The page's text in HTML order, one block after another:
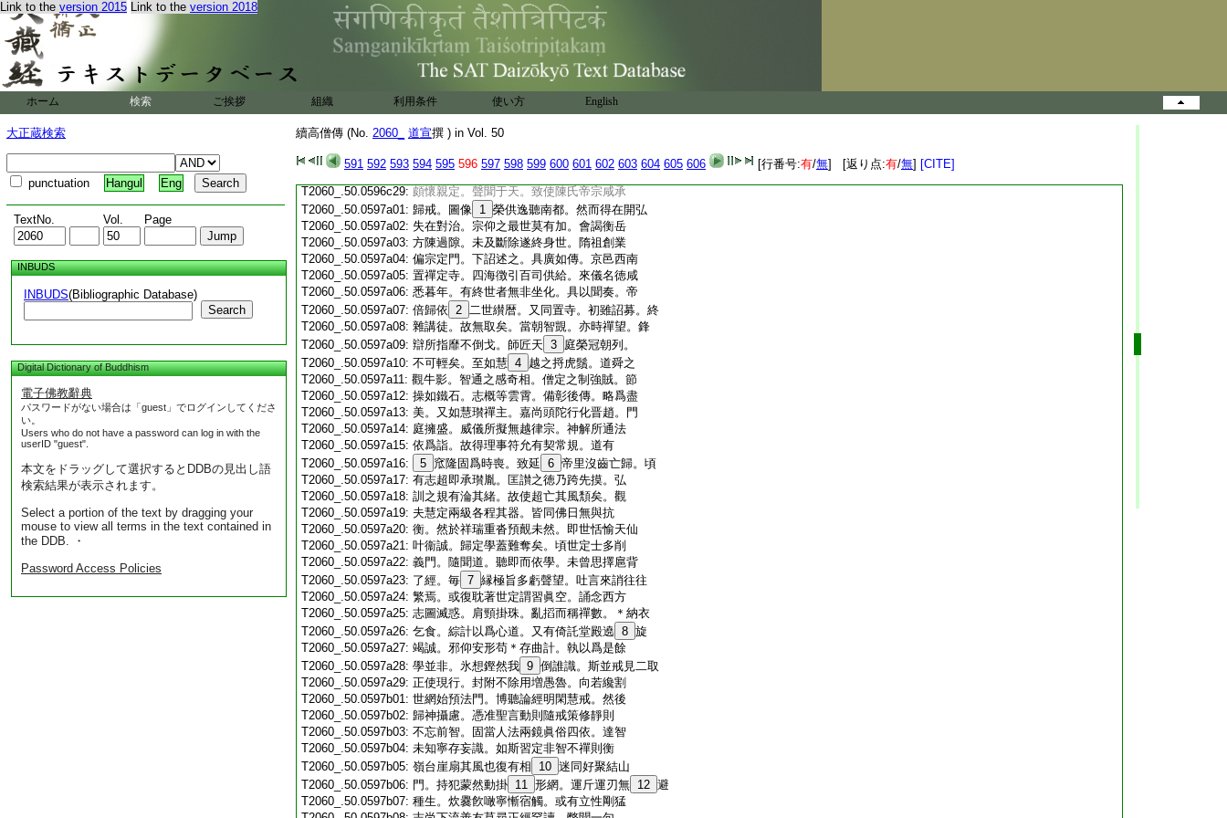
Link to the version 2015 Link to the version 2018
ホーム 検索 ご挨拶 組織 利用条件 使い方 English
大正蔵検索
punctuation Hangul Eng
TextNo. Vol. Page
INBUDS
INBUDS(Bibliographic Database)
Search
Digital Dictionary of Buddhism
電子佛教辭典
パスワードがない場合は「guest」でログインしてくださ
い。
Users who do not have a password can log in with the
userID "guest".
本文をドラッグして選択するとDDBの見出し語
検索結果が表示されます。
Select a portion of the text by dragging your
mouse to view all terms in the text contained in
the DDB. ・
Password Access Policies
續高僧傳 (No. 2060_ 道宣撰 ) in Vol. 50
591 592 593 594 595 596 597 598 599 600 601 602 603 604 605 606 [行番号:有/無] [返り点:有/無] [CITE]
T2060_.50.0596c19:當其位。褊淺之識
隳惰之流。朝入禪門夕
T2060_.50.0596c20: 弘其術。相與傳説謂各窮源。神道冥昧孰
T2060_.50.0596c21:明通塞。是知。慮之所及。智之所圖。無非
妄境 20
惑心。斯是不能返照。其識浪執境縁
T2060_.50.0596c24:外彰其説逞慢 21
惑。此則未閑治障。我
T2060_.50.0596c25:倒常行。他力所持宗爲正業。眞妄相迷卒
T2060_.50.0596c26:難通曉。若知惟心妄境不結。返執前境
T2060_.50.0596c27: 非心所行。如此胥徒安可論道。有陳智璀。
T2060_.50.0596c29: 頗懷親定。聲聞于天。致使陳氏帝宗咸承
T2060_.50.0597a01: 歸戒。圖像 1 榮供逸聽南都。然而得在開弘
T2060_.50.0597a02: 失在對治。宗仰之最世莫有加。會謁衡岳
T2060_.50.0597a03: 方陳過隙。未及斷除遂終身世。隋祖創業
T2060_.50.0597a04: 偏宗定門。下詔述之。具廣如傳。京邑西南
T2060_.50.0597a05: 置禪定寺。四海徴引百司供給。來儀名徳咸
T2060_.50.0597a06: 悉暮年。有終世者無非坐化。具以聞奏。帝
T2060_.50.0597a07: 倍歸依 2 二世纉暦。又同置寺。初雖詔募。終
T2060_.50.0597a08: 雜講徒。故無取矣。當朝智覬。亦時禪望。鋒
T2060_.50.0597a09: 辯所指靡不倒戈。師匠天 3 庭榮冠朝列。
T2060_.50.0597a10: 不可輕矣。至如慧 4 越之捋虎鬚。道舜之
T2060_.50.0597a11: 觀牛影。智通之感奇相。僧定之制強賊。節
T2060_.50.0597a12: 操如鐵石。志概等雲霄。備彰後傳。略爲盡
T2060_.50.0597a13: 美。又如慧瓉禪主。嘉尚頭陀行化晋趙。門
T2060_.50.0597a14: 庭擁盛。威儀所擬無越律宗。神解所通法
T2060_.50.0597a15: 依爲詣。故得理事符允有契常規。道有
T2060_.50.0597a16:
5 窊隆固爲時喪。致延 6 帝里沒齒亡歸。頃
T2060_.50.0597a17: 有志超即承瓉胤。匡讃之徳乃跨先摸。弘
T2060_.50.0597a18: 訓之規有淪其緒。故使超亡其風頽矣。觀
T2060_.50.0597a19: 夫慧定兩級各程其器。皆同佛日無與抗
T2060_.50.0597a20: 衡。然於祥瑞重沓預覿未然。即世恬愉天仙
T2060_.50.0597a21: 叶衞誠。歸定學蓋難奪矣。頃世定士多削
T2060_.50.0597a22: 義門。隨聞道。聽即而依學。未曾思擇扈背
T2060_.50.0597a23: 了經。毎 7 縁極旨多虧聲望。吐言來誚往往
T2060_.50.0597a24: 繁焉。或復耽著世定謂習眞空。誦念西方
T2060_.50.0597a25: 志圖滅惑。肩頸掛珠。亂搯而稱禪數。＊納衣
T2060_.50.0597a26: 乞食。綜計以爲心道。又有倚託堂殿遶 8 旋
T2060_.50.0597a27: 竭誠。邪仰安形苟＊存曲計。執以爲是餘
T2060_.50.0597a28: 學並非。氷想鏗然我 9 倒誰識。斯並戒見二取
T2060_.50.0597a29: 正使現行。封附不除用増愚魯。向若纔割
T2060_.50.0597b01: 世網始預法門。博聽論經明閑慧戒。然後
T2060_.50.0597b02: 歸神攝慮。憑准聖言動則隨戒策修靜則
T2060_.50.0597b03: 不忘前智。固當人法兩鏡眞俗四依。達智
T2060_.50.0597b04: 未知寧存妄識。如斯習定非智不禪則衡
T2060_.50.0597b05: 嶺台崖扇其風也復有相 10 迷同好聚結山
T2060_.50.0597b06: 門。持犯蒙然動掛 11 形網。運斤運刃無 12 避
T2060_.50.0597b07: 種生。炊爨飮噉寧慚宿觸。或有立性剛猛